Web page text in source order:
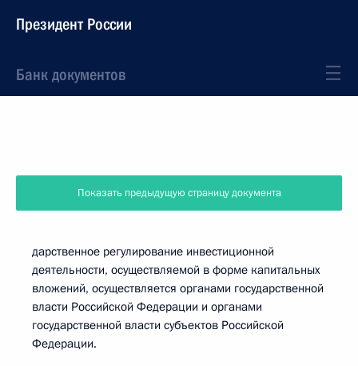
Президент России
Банк документов
Показать предыдущую страницу документа
дарственное регулирование инвестиционной
деятельности, осуществляемой в форме капитальных
вложений, осуществляется органами государственной
власти Российской Федерации и органами
государственной власти субъектов Российской
Федерации.